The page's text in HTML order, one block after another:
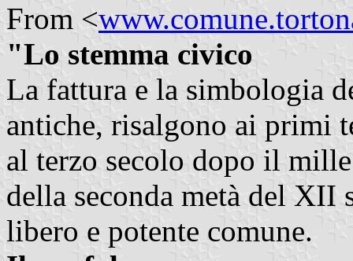
From <
"Lo stemma civico
La fattura e la simbologia
antiche, risalgono ai primi
al terzo secolo dopo il
della seconda metà del XII
libero e potente comune.